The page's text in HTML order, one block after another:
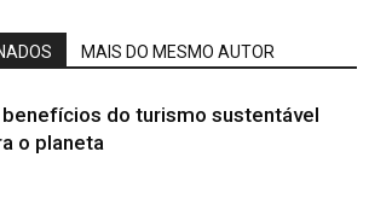
MAIS DO MESMO AUTOR
benefícios do turismo sustentável
o planeta